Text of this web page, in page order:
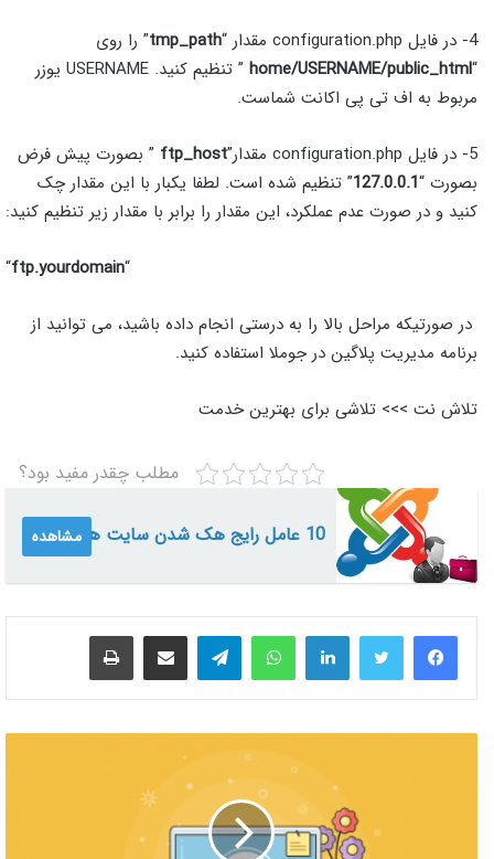
4- در فایل configuration.php مقدار “ tmp_path” را روی
“
home/USERNAME/public_html
” تنظیم کنید. USERNAME یوزر
مربوط به اف تی پی اکانت شماست.
5- در فایل configuration.php مقدار” ftp_host ” بصورت پیش فرض
بصورت “127.0.0.1” تنظیم شده است. لطفا یکبار با این مقدار چک
کنید و در صورت عدم عملکرد، این مقدار را برابر با مقدار زیر تنظیم کنید:
“ftp.yourdomain“
در صورتیکه مراحل بالا را به درستی انجام داده باشید، می توانید از
برنامه مدیریت پلاگین در جوملا استفاده کنید.
تلاش نت >>> تلاشی برای بهترین خدمت
مطلب چقدر مفید بود؟
10 عامل رایج هک شدن سایت ها مشاهده
لینکدینواتس آپ تلگرام اشتراک گذاری از طریق ایمیل چاپ